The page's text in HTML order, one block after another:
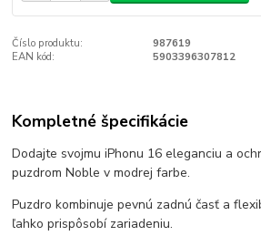
Číslo produktu:
987619
EAN kód:
5903396307812
Kompletné špecifikácie
Dodajte svojmu iPhonu 16 eleganciu a
puzdrom Noble v modrej farbe.
Puzdro kombinuje pevnú zadnú časť a
ľahko prispôsobí zariadeniu.